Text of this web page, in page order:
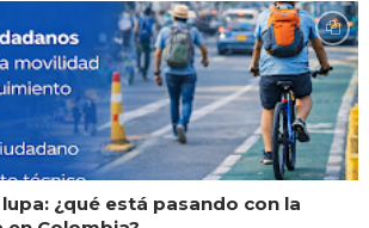
lupa: ¿qué está pasando con la